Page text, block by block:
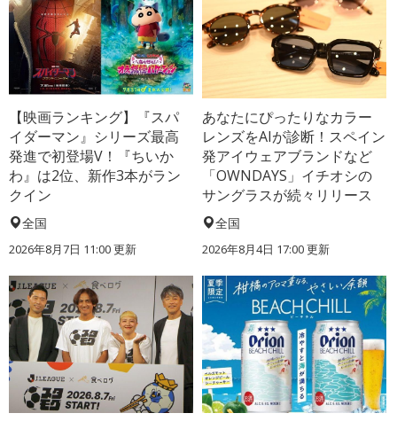
【映画ランキング】『スパ
イダーマン』シリーズ最高
発進で初登場V！『ちいか
わ』は2位、新作3本がラン
クイン
全国
2026年8月7日 11:00更新
あなたにぴったりなカラー
レンズをAIが診断！スペイン
発アイウェアブランドなど
「OWNDAYS」イチオシの
サングラスが続々リリース
全国
2026年8月4日 17:00更新